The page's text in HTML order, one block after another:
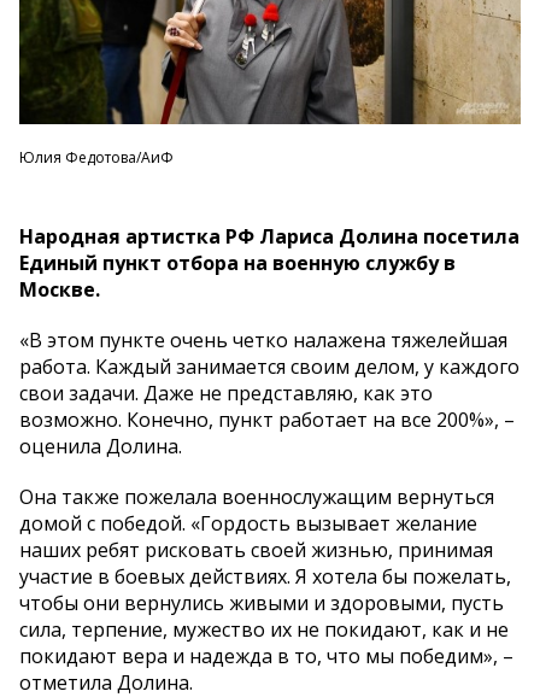
Юлия Федотова/АиФ
Народная артистка РФ Лариса Долина посетила
Единый пункт отбора на военную службу в
Москве.
«В этом пункте очень четко налажена тяжелейшая
работа. Каждый занимается своим делом, у каждого
свои задачи. Даже не представляю, как это
возможно. Конечно, пункт работает на все 200%», –
оценила Долина.
Она также пожелала военнослужащим вернуться
домой с победой. «Гордость вызывает желание
наших ребят рисковать своей жизнью, принимая
участие в боевых действиях. Я хотела бы пожелать,
чтобы они вернулись живыми и здоровыми, пусть
сила, терпение, мужество их не покидают, как и не
покидают вера и надежда в то, что мы победим», –
отметила Долина.